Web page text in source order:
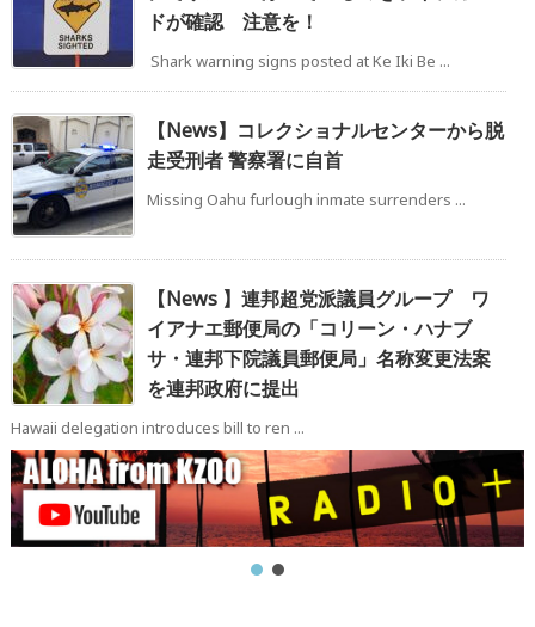
ドが確認 注意を！
Shark warning signs posted at Ke Iki Be ...
【News】コレクショナルセンターから脱
走受刑者 警察署に自首
Missing Oahu furlough inmate surrenders ...
【News 】連邦超党派議員グループ ワ
イアナエ郵便局の「コリーン・ハナブ
サ・連邦下院議員郵便局」名称変更法案
を連邦政府に提出
Hawaii delegation introduces bill to ren ...